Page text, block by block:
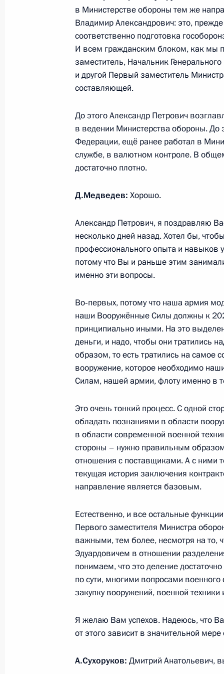
Совета Безопасности
31 октября 2011 года, 18:00
Рабочая встреча с Министром
24 октября 2011 года, 16:30
Об исполнении пункта 4 перечня
работы мобильной приёмной
области
Об исполнении поручения
и реализации комплекса мер по
высвобождаемых сотрудников
военнослужащих
Встреча с участниками российско-
сотрудничества по вопросам
О ходе исполнения поручения
по итогам работы мобильной
в Астраханской области
6 сентября 2011 года, 18:50
и Первым замминистра обороны
1 сентября 2011 года, 14:00
Президент проинформирован об
«Булава»
нормативных параметров
в Министерстве обороны тем же
Владимир Александрович: это,
соответственно подготовка
И всем гражданским блоком, как мы
заместитель, Начальник
и другой Первый заместитель
составляющей.
До этого Александр Петрович
в ведении Министерства обороны. До
Федерации, ещё ранее работал в
службе, в валютном контроле. В
достаточно плотно.
Д.Медведев: Хорошо.
Александр Петрович, я поздравляю
несколько дней назад. Хотел бы,
профессионального опыта и навыков
потому что Вы и раньше этим
именно эти вопросы.
Во‑первых, потому что наша армия
наши Вооружённые Силы должны к
принципиально иными. На это
деньги, и надо, чтобы они тратились
образом, то есть тратились на самое
вооружение, которое необходимо
Силам, нашей армии, флоту именно в
Это очень тонкий процесс. С одной
обладать познаниями в области
в области современной военной
стороны – нужно правильным
отношения с поставщиками. А с ними
текущая история заключения
направление является базовым.
Естественно, и все остальные
Первого заместителя Министра
важными, тем более, несмотря на то,
Эдуардовичем в отношении
понимаем, что это деление
по сути, многими вопросами военного
закупку вооружений, военной
Я желаю Вам успехов. Надеюсь, что
от этого зависит в значительной
А.Сухоруков: Дмитрий Анатольевич,